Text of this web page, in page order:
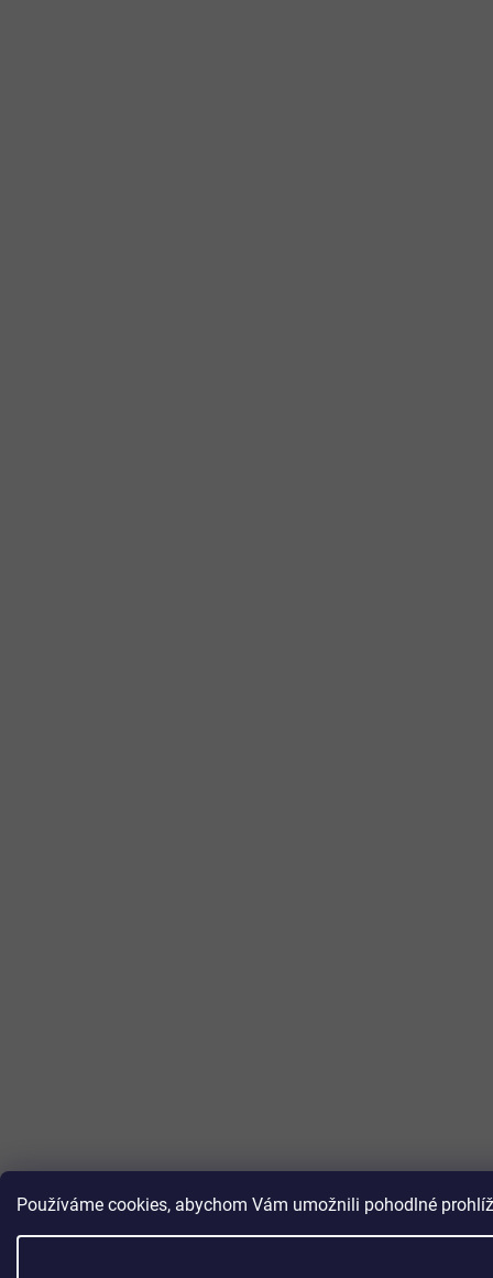
Používáme cookies, abychom Vám umožnili pohodlné